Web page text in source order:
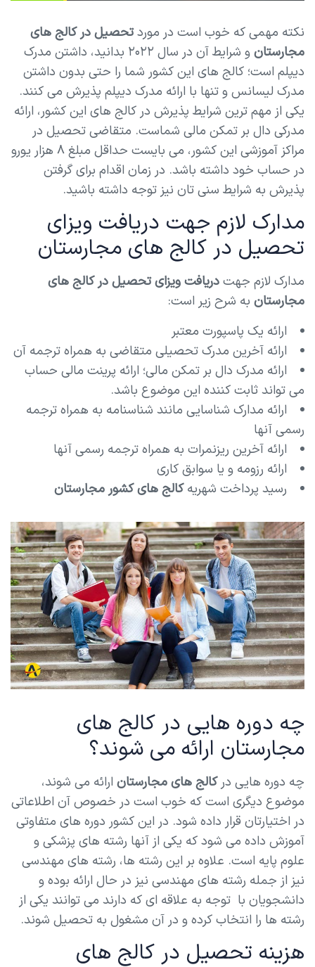
نکته مهمی که خوب است در موردتحصیل در کالج های
مجارستان
و شرایط آن در سال ۲۰۲۲ بدانید، داشتن مدرک
دیپلم است؛ کالج های این کشور شما را حتی بدون داشتن
مدرک لیسانس و تنها با ارائه مدرک دیپلم پذیرش می کنند.
یکی از مهم ترین شرایط پذیرش در کالج های این کشور، ارائه
مدرکی دال بر تمکن مالی شماست. متقاضی تحصیل در
مراکز آموزشی این کشور، می بایست حداقل مبلغ ۸ هزار یورو
در حساب خود داشته باشد. در زمان اقدام برای گرفتن
پذیرش به شرایط سنی تان نیز توجه داشته باشید.
مدارک لازم جهت دریافت ویزای
تحصیل در کالج های مجارستان
مدارک لازم جهتدریافت ویزای تحصیل در کالج های
مجارستان به شرح زیر است:
ارائه یک پاسپورت معتبر
ارائه آخرین مدرک تحصیلی متقاضی به همراه ترجمه آن
ارائه مدرک دال بر تمکن مالی؛ ارائه پرینت مالی حساب
می تواند ثابت کننده این موضوع باشد.
ارائه مدارک شناسایی مانند شناسنامه به همراه ترجمه
رسمی آنها
ارائه آخرین ریزنمرات به همراه ترجمه رسمی آنها
ارائه رزومه و یا سوابق کاری
رسید پرداخت شهریهکالج های کشور مجارستان
چه دوره هایی در کالج های
مجارستان ارائه می شوند؟
چه دوره هایی درکالج های مجارستان ارائه می شوند،
موضوع دیگری است که خوب است در خصوص آن اطلاعاتی
در اختیارتان قرار داده شود. در این کشور دوره های متفاوتی
آموزش داده می شود که یکی از آنها رشته های پزشکی و
علوم پایه است. علاوه بر این رشته ها، رشته های مهندسی
نیز از جمله رشته های مهندسی نیز در حال ارائه بوده و
دانشجویان با توجه به علاقه ای که دارند می توانند یکی از
رشته ها را انتخاب کرده و در آن مشغول به تحصیل شوند.
هزینه تحصیل در کالج های